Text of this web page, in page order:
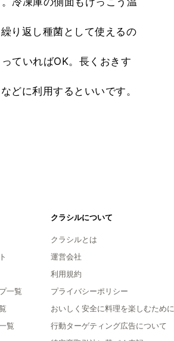
り返し種菌として使えるの
ていればOK。長くおきす
どに利用するといいです。
一覧
覧
クラシルについて
クラシルとは
運営会社
利用規約
プライバシーポリシー
おいしく安全に料理を楽しむために
行動ターゲティング広告について